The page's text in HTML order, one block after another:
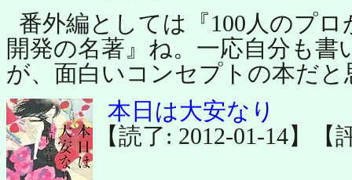
番外編としては『100人のプ
開発の名著』ね。一応自分も
が、面白いコンセプトの本だ
本日は大安なり
【読了: 2012-01-14】【